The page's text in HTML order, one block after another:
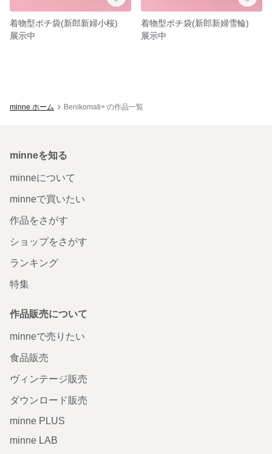
着物型ポチ袋(新郎新婦小桜)
展示中
着物型ポチ袋(新郎新婦雪輪)
展示中
minne ホーム Benikomati+ の作品一覧
minneを知る
minneについて
minneで買いたい
作品をさがす
ショップをさがす
ランキング
特集
作品販売について
minneで売りたい
食品販売
ヴィンテージ販売
ダウンロード販売
minne PLUS
minne LAB